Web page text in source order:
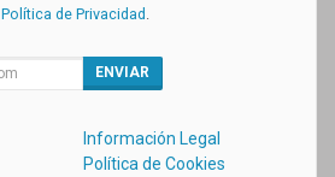
Política de Privacidad
ENVIAR
Información Legal
Política de Cookies